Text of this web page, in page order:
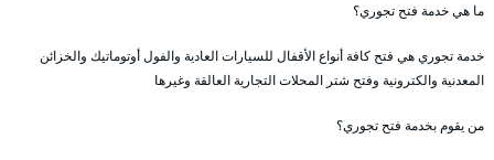
ما هي خدمة فتح تجوري؟
خدمة تجوري هي فتح كافة أنواع الأقفال للسيارات العادية والفول أوتوماتيك والخزائن
المعدنية والكترونية وفتح شتر المحلات التجارية العالقة وغيرها
من يقوم بخدمة فتح تجوري؟